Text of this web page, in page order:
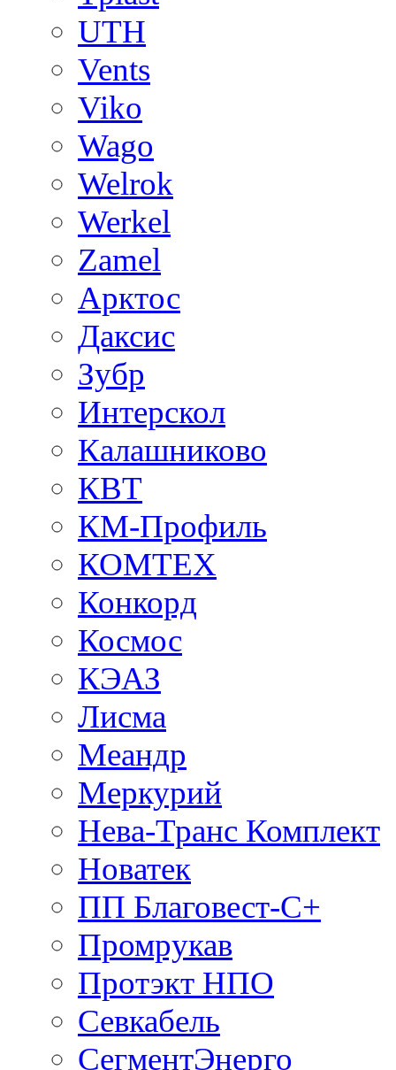
UTH
Vents
Viko
Wago
Welrok
Werkel
Zamel
Арктос
Даксис
Зубр
Интерскол
Калашниково
КВТ
КМ-Профиль
КОМТЕХ
Конкорд
Космос
КЭАЗ
Лисма
Меандр
Меркурий
Нева-Транс Комплект
Новатек
ПП Благовест-С+
Промрукав
Протэкт НПО
Севкабель
СегментЭнерго